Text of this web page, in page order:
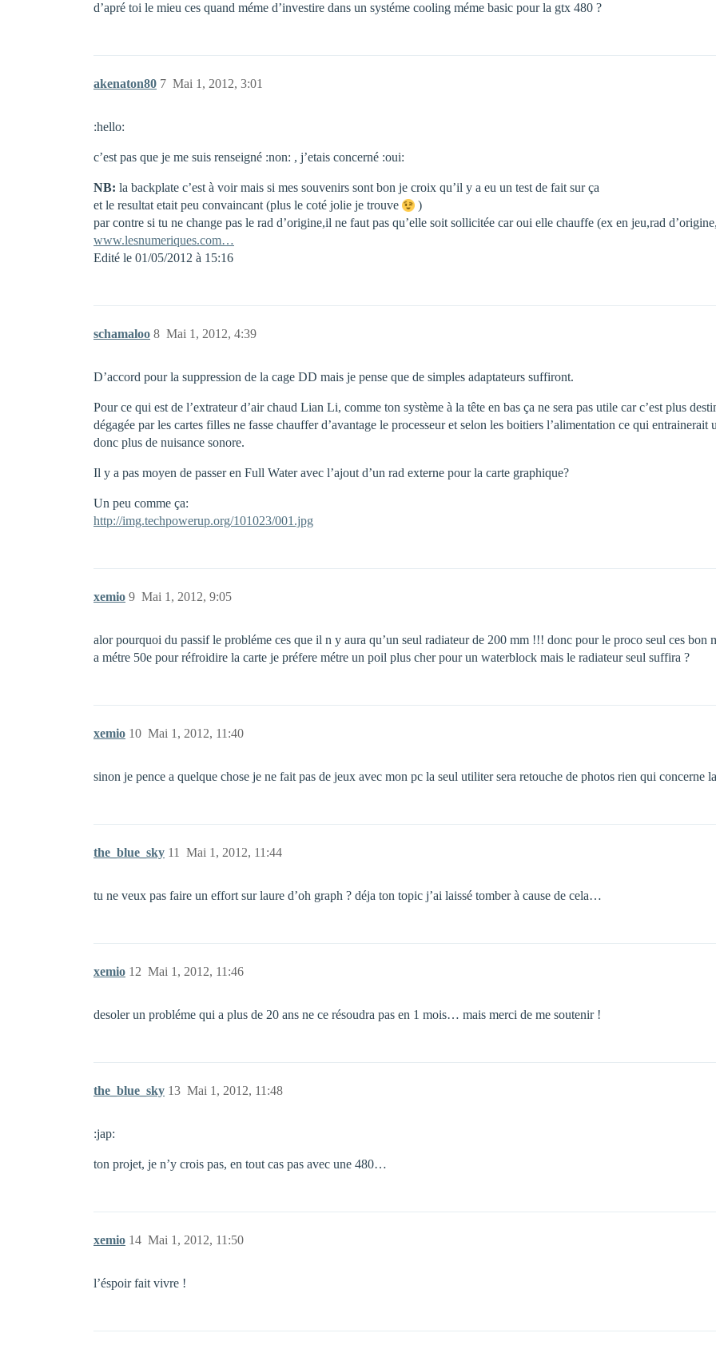
d’apré toi le mieu ces quand méme d’investire dans un systéme cooling méme basic pour la gtx 480 ?
akenaton80 Mai 1, 2012, 3:01
7
:hello:
c’est pas que je me suis renseigné :non: , j’etais concerné :oui:
NB: la backplate c’est à voir mais si mes souvenirs sont bon je croix qu’il y a eu un test de fait sur ça
et le resultat etait peu convaincant (plus le coté jolie je trouve
)
par contre si tu ne change pas le rad d’origine,il ne faut pas qu’elle soit sollicitée car oui elle chauffe (ex en jeu,rad
www.lesnumeriques.com…
Edité le 01/05/2012 à 15:16
schamaloo Mai 1, 2012, 4:39
8
D’accord pour la suppression de la cage DD mais je pense que de simples adaptateurs suffiront.
Pour ce qui est de l’extrateur d’air chaud Lian Li, comme ton système à la tête en bas ça ne sera pas utile car c’est plus
dégagée par les cartes filles ne fasse chauffer d’avantage le processeur et selon les boitiers l’alimentation ce qui
donc plus de nuisance sonore.
Il y a pas moyen de passer en Full Water avec l’ajout d’un rad externe pour la carte graphique?
Un peu comme ça:
http://img.techpowerup.org/101023/001.jpg
xemio Mai 1, 2012, 9:05
9
alor pourquoi du passif le probléme ces que il n y aura qu’un seul radiateur de 200 mm !!! donc pour le proco seul ces
a métre 50e pour réfroidire la carte je préfere métre un poil plus cher pour un waterblock mais le radiateur seul suffira ?
xemio Mai 1, 2012, 11:40
10
sinon je pence a quelque chose je ne fait pas de jeux avec mon pc la seul utiliter sera retouche de photos rien qui concerne
the_blue_sky Mai 1, 2012, 11:44
11
tu ne veux pas faire un effort sur laure d’oh graph ? déja ton topic j’ai laissé tomber à cause de cela…
xemio Mai 1, 2012, 11:46
12
desoler un probléme qui a plus de 20 ans ne ce résoudra pas en 1 mois… mais merci de me soutenir !
the_blue_sky Mai 1, 2012, 11:48
13
:jap:
ton projet, je n’y crois pas, en tout cas pas avec une 480…
xemio Mai 1, 2012, 11:50
14
l’éspoir fait vivre !